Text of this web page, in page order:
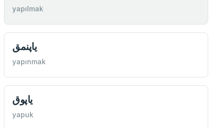
yapılmak
یاپنمق
yapınmak
یاپوق
yapuk